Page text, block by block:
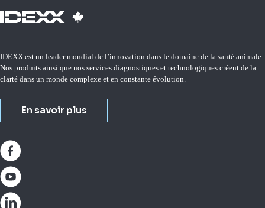
IDEXX est un leader mondial de l’innovation dans le domaine de la santé animale.
Nos produits ainsi que nos services diagnostiques et technologiques créent de la
clarté dans un monde complexe et en constante évolution.
En savoir plus